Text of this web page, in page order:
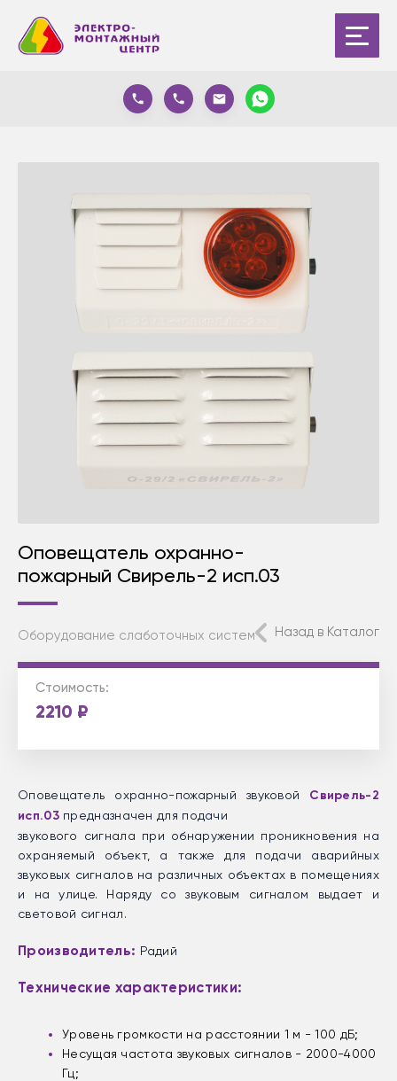
Оповещатель охранно-
пожарный Свирель-2 исп.03
Оборудование слаботочных систем Назад в Каталог
Стоимость:
2210 ₽
Оповещатель охранно-пожарный звуковой
Свирель-2
исп.03предназначен для подачи
звукового сигнала при обнаружении проникновения на
охраняемый объект, а также для подачи аварийных
звуковых сигналов на различных объектах в помещениях
и на улице. Наряду со звуковым сигналом выдает и
световой сигнал.
Производитель: Радий
Технические характеристики:
Уровень громкости на расстоянии 1 м - 100 дБ;
Несущая частота звуковых сигналов - 2000-4000
Гц;